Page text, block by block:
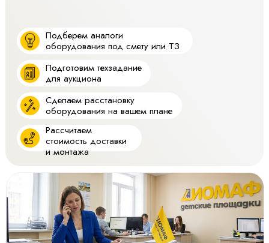
Подберем аналоги
оборудования под смету или ТЗ
Подготовим техзадание
для аукциона
Сделаем расстановку
оборудования на вашем плане
Рассчитаем
стоимость доставки
и монтажа